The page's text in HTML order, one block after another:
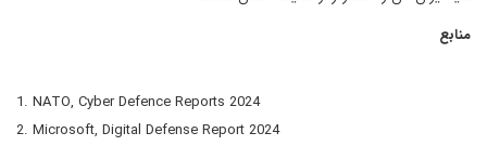
منابع
1. NATO, Cyber Defence Reports 2024
2. Microsoft, Digital Defense Report 2024